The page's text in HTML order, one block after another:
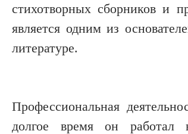
стихотворных сборников и
является одним из
литературе.
Профессиональная
долгое время он работал